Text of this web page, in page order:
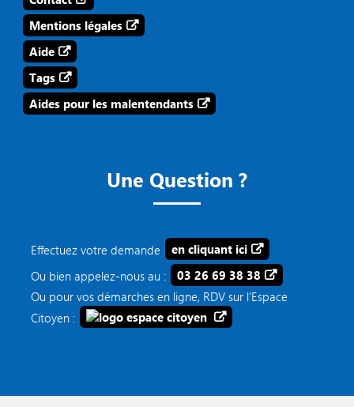
Mentions légales
Aide
Tags
Aides pour les malentendants
Une Question ?
Effectuez votre demande
en cliquant ici
Ou bien appelez-nous au :
03 26 69 38 38
Ou pour vos démarches en ligne, RDV sur l'Espace
Citoyen :